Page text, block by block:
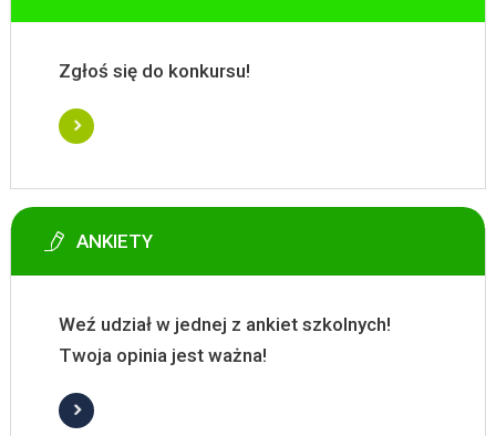
Zgłoś się do konkursu!
ANKIETY
Weź udział w jednej z ankiet szkolnych!
Twoja opinia jest ważna!